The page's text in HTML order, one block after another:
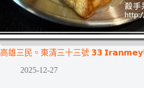
高雄三民。東清三十三號 𝟯𝟯
2025-12-27